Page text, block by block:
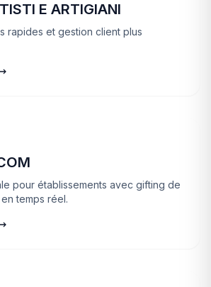
E ARTIGIANI
rapides et gestion client plus
pour établissements avec gifting de
temps réel.